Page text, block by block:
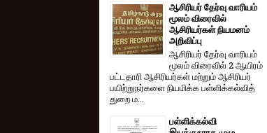
ஆசிரியர் தேர்வு வாரியம்
மூலம் விரைவில்
ஆசிரியர்கள் நியமனம்
அறிவிப்பு
ஆசிரியர் தேர்வு வாரி​யம்
மூலம் விரை​வில் 2 ஆயிரம்
பட்​ட​தாரி ஆசிரியர்​கள் மற்​றும் ஆசிரியர்
பயிற்றுநர்​களை நியமிக்க பள்​ளிக்​கல்​வித்​
துறை ம...
பள்ளிக்கல்வி